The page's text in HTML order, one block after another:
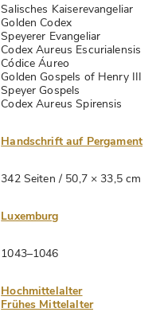
Salisches Kaiserevangeliar
Golden Codex
Speyerer Evangeliar
Codex Aureus Escurialensis
Códice Áureo
Golden Gospels of Henry III
Speyer Gospels
Codex Aureus Spirensis
Handschrift auf Pergament
342 Seiten / 50,7 × 33,5 cm
Luxemburg
1043–1046
Hochmittelalter
Frühes Mittelalter